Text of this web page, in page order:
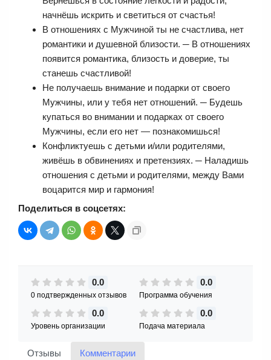
начнёшь искрить и светиться от счастья!
В отношениях с Мужчиной ты не счастлива, нет
романтики и душевной близости. ─ В отношениях
появится романтика, близость и доверие, ты
станешь счастливой!
Не получаешь внимание и подарки от своего
Мужчины, или у тебя нет отношений. ─ Будешь
купаться во внимании и подарках от своего
Мужчины, если его нет — познакомишься!
Конфликтуешь с детьми и/или родителями,
живёшь в обвинениях и претензиях. ─ Наладишь
отношения с детьми и родителями, между Вами
воцарится мир и гармония!
Поделиться в соцсетях:
0.0
0 подтвержденных отзывов
0.0
Программа обучения
0.0
Уровень организации
0.0
Подача материала
Отзывы Комментарии